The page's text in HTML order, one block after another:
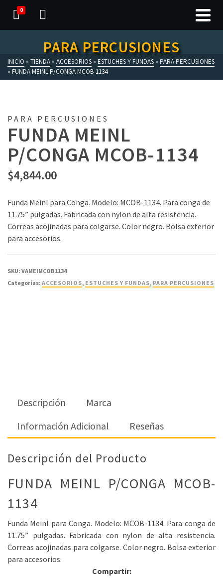
0
PARA PERCUSIONES
INICIO » TIENDA » ACCESORIOS » ESTUCHES Y FUNDAS » PARA PERCUSIONES
» FUNDA MEINL P/CONGA MCOB-1134
PARA PERCUSIONES
FUNDA MEINL
P/CONGA MCOB-1134
$4,844.00
Funda Meinl para Conga. Modelo: MCOB-1134. Para conga de
11.75” pulgadas. Fabricada con nylon de alta resistencia.
Correas acojinadas para colgarse. Color negro. Bolsa exterior
para accesorios.
SKU: VAMEIMCOB1134
Categorías: ACCESORIOS, ESTUCHES Y FUNDAS, PARA PERCUSIONES
Descripción
Marca
Información Adicional
Reseñas
Descripción del Producto
FUNDA MEINL P/CONGA MCOB-
1134
Funda Meinl para Conga. Modelo: MCOB-1134. Para conga de
11.75” pulgadas. Fabricada con nylon de alta resistencia.
Correas acojinadas para colgarse. Color negro. Bolsa exterior
para accesorios.
Compartir: